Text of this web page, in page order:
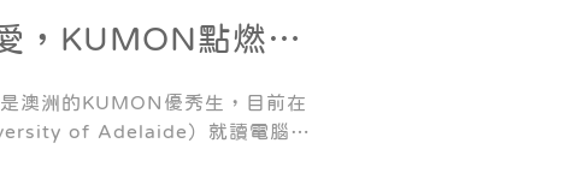
，KUMON點燃學
澳洲的KUMON優秀生，目前在
of Adelaide）就讀電腦科